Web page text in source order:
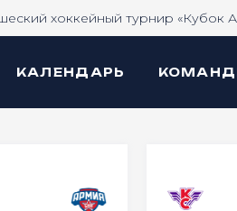
хоккейный турнир «Кубок
КАЛЕНДАРЬ